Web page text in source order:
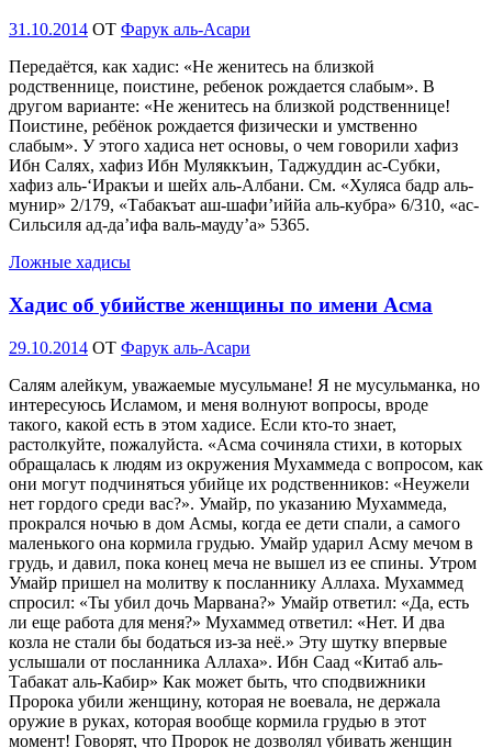
Опубликовано
31.10.2014 OT Фарук аль-Асари
Передаётся, как хадис: «Не женитесь на близкой
родственнице, поистине, ребенок рождается слабым». В
другом варианте: «Не женитесь на близкой родственнице!
Поистине, ребёнок рождается физически и умственно
слабым». У этого хадиса нет основы, о чем говорили хафиз
Ибн Салях, хафиз Ибн Муляккъин, Таджуддин ас-Субки,
хафиз аль-‘Иракъи и шейх аль-Албани. См. «Хуляса бадр аль-
мунир» 2/179, «Табакъат аш-шафи’иййа аль-кубра» 6/310, «ас-
Сильсиля ад-да’ифа валь-мауду’а» 5365.
Ложные хадисы
Хадис об убийстве женщины по имени Асма
Опубликовано
29.10.2014 OT Фарук аль-Асари
Салям алейкум, уважаемые мусульмане! Я не мусульманка, но
интересуюсь Исламом, и меня волнуют вопросы, вроде
такого, какой есть в этом хадисе. Если кто-то знает,
растолкуйте, пожалуйста. «Асма сочиняла стихи, в которых
обращалась к людям из окружения Мухаммеда с вопросом, как
они могут подчиняться убийце их родственников: «Неужели
нет гордого среди вас?». Умайр, по указанию Мухаммеда,
прокрался ночью в дом Асмы, когда ее дети спали, а самого
маленького она кормила грудью. Умайр ударил Асму мечом в
грудь, и давил, пока конец меча не вышел из ее спины. Утром
Умайр пришел на молитву к посланнику Аллаха. Мухаммед
спросил: «Ты убил дочь Марвана?» Умайр ответил: «Да, есть
ли еще работа для меня?» Мухаммед ответил: «Нет. И два
козла не стали бы бодаться из-за неё.» Эту шутку впервые
услышали от посланника Аллаха». Ибн Саад «Китаб аль-
Табакат аль-Кабир» Как может быть, что сподвижники
Пророка убили женщину, которая не воевала, не держала
оружие в руках, которая вообще кормила грудью в этот
момент! Говорят, что Пророк не дозволял убивать женщин